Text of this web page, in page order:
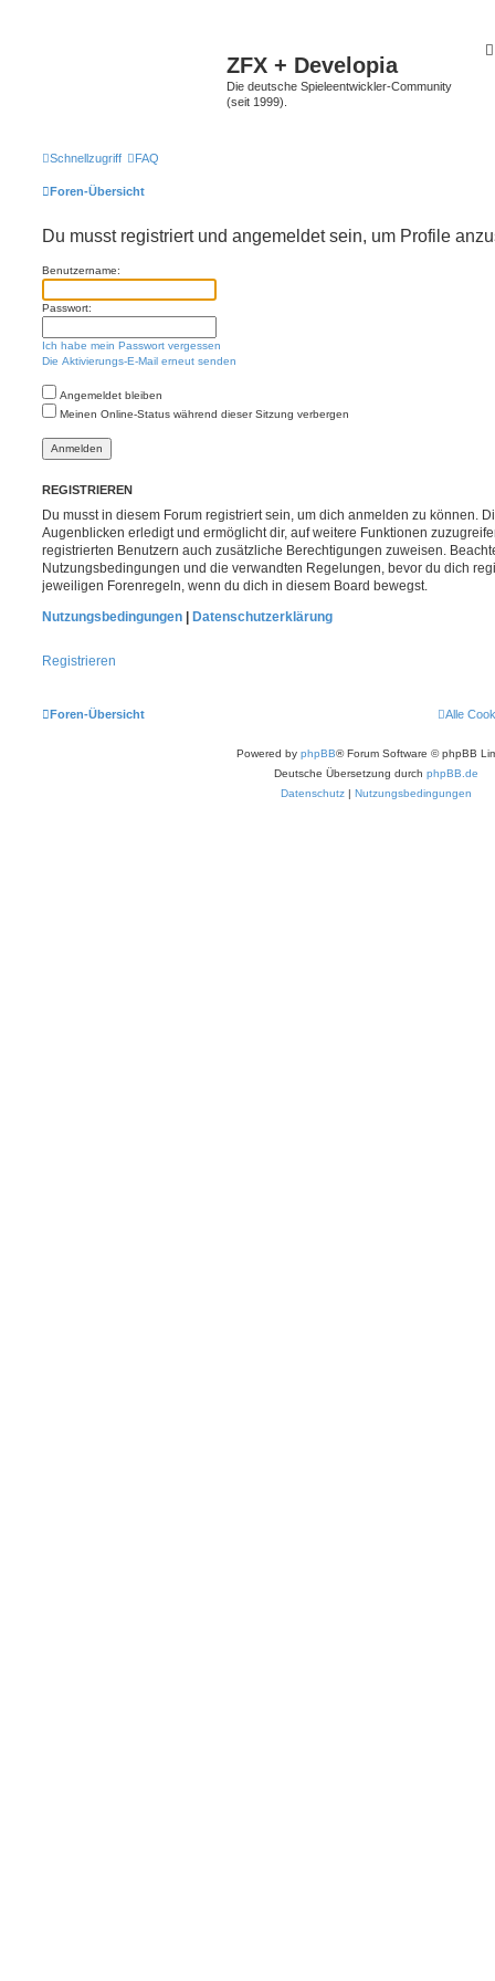
ZFX + Developia
Die deutsche Spieleentwickler-Community
(seit 1999).
Schnellzugriff FAQ
Foren-Übersicht
Du musst registriert und angemeldet sein, um Profile
Benutzername:
Passwort:
Ich habe mein Passwort vergessen
Die Aktivierungs-E-Mail erneut senden
Angemeldet bleiben
Meinen Online-Status während dieser Sitzung verbergen
REGISTRIEREN
Du musst in diesem Forum registriert sein, um dich anmelden zu können.
Augenblicken erledigt und ermöglicht dir, auf weitere Funktionen
registrierten Benutzern auch zusätzliche Berechtigungen zuweisen.
Nutzungsbedingungen und die verwandten Regelungen, bevor du dich
jeweiligen Forenregeln, wenn du dich in diesem Board bewegst.
Nutzungsbedingungen
Datenschutzerklärung
Registrieren
Foren-Übersicht Alle
Powered by phpBB® Forum Software © phpBB
Deutsche Übersetzung durch phpBB.de
Datenschutz | Nutzungsbedingungen